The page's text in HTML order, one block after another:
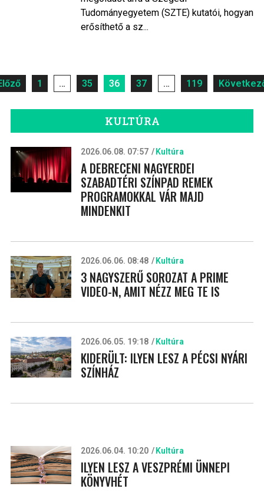
Tudományegyetem (SZTE) kutatói, hogyan
erősíthető a sz...
Bejegyzések
1 … 35 36 37 … 119
KULTÚRA
2026.06.08. 07:57 Kultúra
A DEBRECENI NAGYERDEI
SZABADTÉRI SZÍNPAD REMEK
PROGRAMOKKAL VÁR MAJD
MINDENKIT
2026.06.06. 08:48 Kultúra
3 NAGYSZERŰ SOROZAT A PRIME
VIDEO-N, AMIT NÉZZ MEG TE IS
2026.06.05. 19:18 Kultúra
KIDERÜLT: ILYEN LESZ A PÉCSI NYÁRI
SZÍNHÁZ
2026.06.04. 10:20 Kultúra
ILYEN LESZ A VESZPRÉMI ÜNNEPI
KÖNYVHÉT